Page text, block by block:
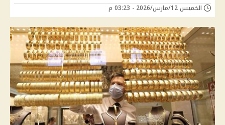
الخميس 12/مارس/2026 - 03:23 م